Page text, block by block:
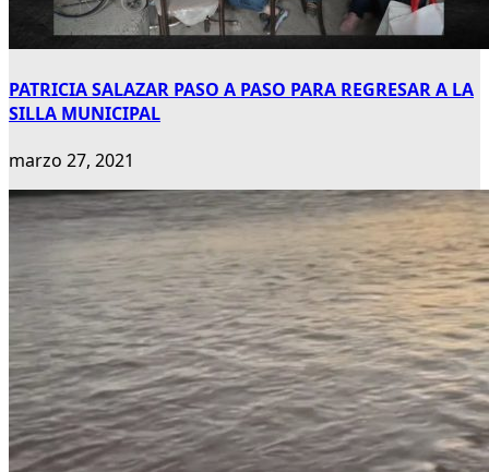
PATRICIA SALAZAR PASO A PASO PARA REGRESAR A LA
SILLA MUNICIPAL
marzo 27, 2021